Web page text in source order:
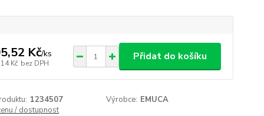
Kč/ks
Kč bez DPH
Přidat do košíku
1234507 Výrobce: EMUCA
/ dostupnost